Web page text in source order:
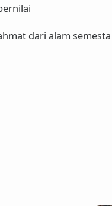
dari alam